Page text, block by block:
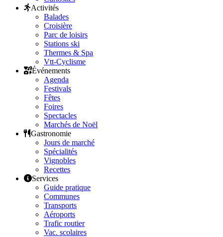
Activités
Balades
Croisière
Parc de loisirs
Stations ski
Thermes & Spa
Vtt-Cyclisme
Événements
Agenda
Festivals
Fêtes
Foires
Spectacles
Marchés de Noël
Gastronomie
Jours de marché
Spécialités
Vignobles
Recettes
Services
Guide pratique
Communes
Transports
Aéroports
Trafic routier
Vac. scolaires